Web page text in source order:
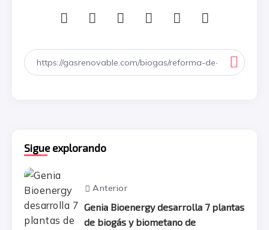
Sigue explorando
Anterior
Genia Bioenergy desarrolla 7 plantas
de biogás y biometano de